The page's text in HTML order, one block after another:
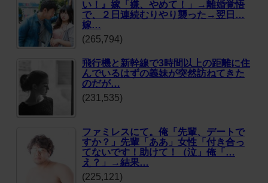
い！』嫁「嫌、やめて！」→離婚覚悟
で、２日連続むりやり襲った→翌日…
嫁…
(265,794)
飛行機と新幹線で3時間以上の距離に住
んでいるはずの義妹が突然訪ねてきた
のだが…
(231,535)
ファミレスにて。俺「先輩、デートで
すか？」先輩「ああ」女性「付き合っ
てないです！助けて！（泣」俺「…
え？」→結果…
(225,121)